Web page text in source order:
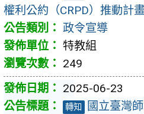
權利公約（CRPD）推動計
政令宣導
特教組
249
2025-06-23
轉知
國立臺灣